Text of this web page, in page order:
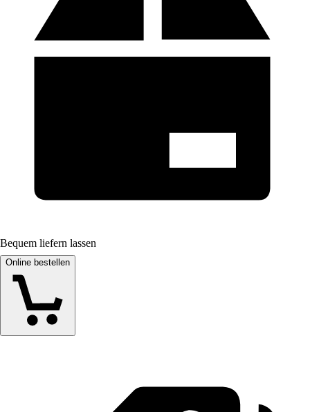
Bequem liefern lassen
Online bestellen